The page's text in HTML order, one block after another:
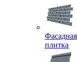
плитка